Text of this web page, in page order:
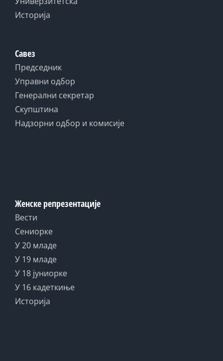
Историја
Савез
Председник
Управни одбор
Генерални секретар
Скупштина
Надзорни одбор и комисије
Женске репрезентације
Вести
Сениорке
У 20 младе
У 19 младе
У 18 јуниорке
У 16 кадеткиње
Историја